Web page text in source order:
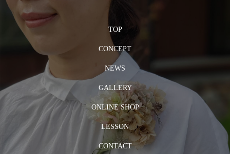
TOP
CONCEPT
NEWS
GALLERY
ONLINE SHOP
LESSON
CONTACT